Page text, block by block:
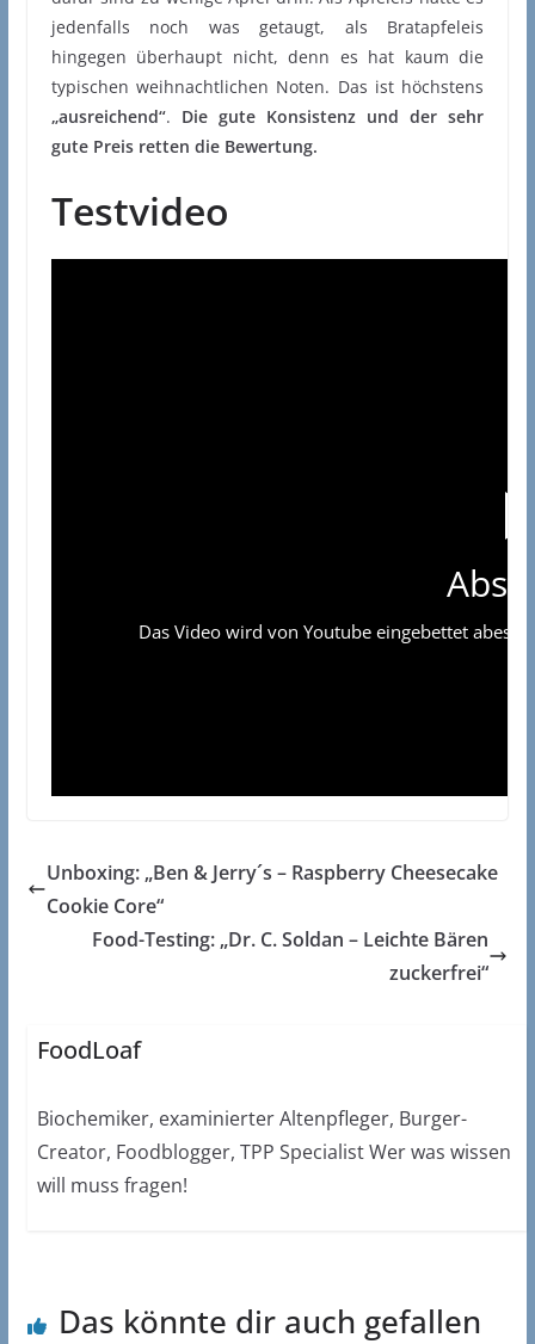
jedenfalls noch was getaugt, als Bratapfeleis
hingegen überhaupt nicht, denn es hat kaum die
typischen weihnachtlichen Noten. Das ist höchstens
„ausreichend“. Die gute Konsistenz und der sehr
gute Preis retten die Bewertung.
Testvideo
Das Video wird von Youtube eingebettet
Unboxing: „Ben & Jerry´s – Raspberry Cheesecake
Cookie Core“
Food-Testing: „Dr. C. Soldan – Leichte Bären
zuckerfrei“
FoodLoaf
Biochemiker, examinierter Altenpfleger, Burger-
Creator, Foodblogger, TPP Specialist Wer was wissen
will muss fragen!
Das könnte dir auch gefallen